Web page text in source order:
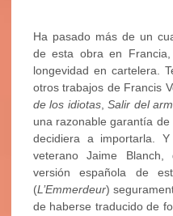
Ha pasado más de un
de esta obra en
longevidad en cartelera.
otros trabajos de Francis
de los idiotas,Salir del
una razonable garantía
decidiera a importarla.
veterano Jaime
versión española de
(L’Emmerdeur)
de haberse traducido de